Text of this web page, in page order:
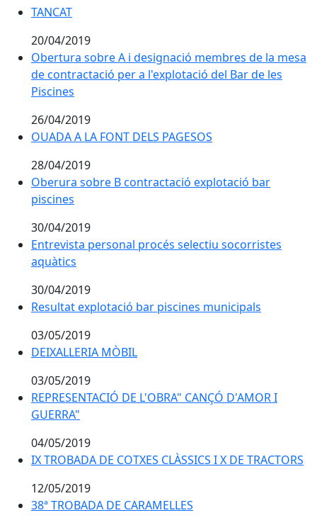
TANCAT
20/04/2019
Obertura sobre A i designació membres de la mesa
de contractació per a l'explotació del Bar de les
Piscines
26/04/2019
OUADA A LA FONT DELS PAGESOS
OUADA A LA FONT DELS PAGESOS
28/04/2019
Oberura sobre B contractació explotació bar
piscines
30/04/2019
Entrevista personal procés selectiu socorristes
aquàtics
30/04/2019
Resultat explotació bar piscines municipals
03/05/2019
DEIXALLERIA MÒBIL
03/05/2019
REPRESENTACIÓ DE L'OBRA" CANÇÓ D'AMOR I
REPRESENTACIÓ DE L'OBRA" CANÇÓ D'AMOR I
GUERRA"
04/05/2019
IX TROBADA DE COTXES CLÀSSICS I X DE TRACTORS
IX TROBADA DE COTXES CLÀSSICS I X DE TRACTORS
12/05/2019
38ª TROBADA DE CARAMELLES
38ª TROBADA DE CARAMELLES